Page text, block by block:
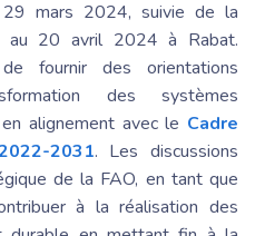
mars 2024, suivie de la
au 20 avril 2024 à Rabat.
fournir des orientations
des systèmes
alignement avec le Cadre
2031. Les discussions
de la FAO, en tant que
à la réalisation des